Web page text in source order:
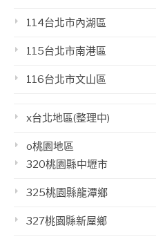
114台北市內湖區
115台北市南港區
116台北市文山區
x台北地區(整理中)
o桃園地區
320桃園縣中壢市
325桃園縣龍潭鄉
327桃園縣新屋鄉